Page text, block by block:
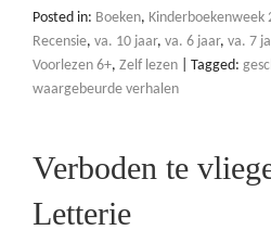
Posted in: Boeken, Kinderboekenweek
Recensie, va. 10 jaar, va. 6 jaar, va. 7
Voorlezen 6+, Zelf lezen Tagged:
waargebeurde verhalen
Verboden te
Letterie